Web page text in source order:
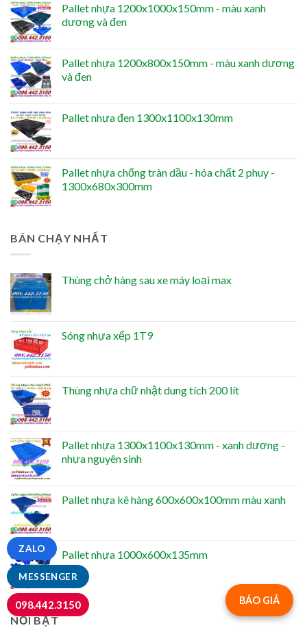
Pallet nhựa 1200x1000x150mm - màu xanh
dương và đen
Pallet nhựa 1200x800x150mm - màu xanh dương
và đen
Pallet nhựa đen 1300x1100x130mm
Pallet nhựa chống tràn dầu - hóa chất 2 phuy -
1300x680x300mm
BÁN CHẠY NHẤT
Thùng chở hàng sau xe máy loại max
Sóng nhựa xếp 1T9
Thùng nhựa chữ nhật dung tích 200 lít
Pallet nhựa 1300x1100x130mm - xanh dương -
nhựa nguyên sinh
Pallet nhựa kê hàng 600x600x100mm màu xanh
Pallet nhựa 1000x600x135mm
NỔI BẬT
BÁO GIÁ
MESSENGER
ZALO
098.442.3150